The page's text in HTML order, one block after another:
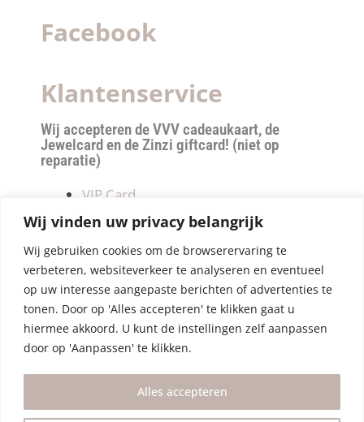
Wij vinden uw privacy belangrijk
Wij gebruiken cookies om de browserervaring te
verbeteren, websiteverkeer te analyseren en eventueel
op uw interesse aangepaste berichten of advertenties te
tonen. Door op 'Alles accepteren' te klikken gaat u
hiermee akkoord. U kunt de instellingen zelf aanpassen
door op 'Aanpassen' te klikken.
Alles accepteren
Facebook
Klantenservice
Wij accepteren de VVV cadeaukaart, de
Jewelcard en de Zinzi giftcard! (niet op
reparatie)
VIP Card
Retourneren
Betalen & verzendkosten
Privacy Policy
Algemene Voorwaarden